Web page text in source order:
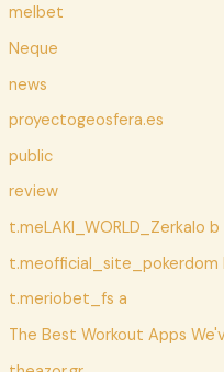
melbet
Neque
news
proyectogeosfera.es
public
review
t.meLAKI_WORLD_Zerkalo b
t.meofficial_site_pokerdom
t.meriobet_fs a
The Best Workout Apps